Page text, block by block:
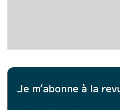
Je m’abonne à la